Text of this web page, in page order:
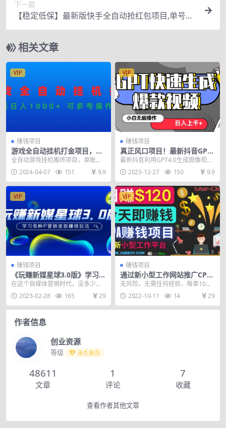
下一篇
【稳定低保】最新版快手全自动抢红包项目,单号日
保底5-20元【脚本+教程】
相关文章
VIP
赚钱项目
游戏全自动挂机打金项目，实
现日入1000+ 可多号操作
全自动游戏挂机搬砖项目，单账号
一天收益在200元左右。多开轻松
日入1000+，单...
2024-04-07 151 9.9
VIP
赚钱项目
真正风口项目！最新抖音GPT
3分钟生成一个热门爆款视
频，保姆级教程
最新抖音利用GPT4.0生成图像视频
流量太爆了，一个新号才发几条就
有几百万甚至上...
2023-12-27 150 9.9
VIP
赚钱项目
《玩赚新媒星球3.0版》学习各
种IP营销变现赚钱玩法（价值
在这个自媒体营销时代，没多少人
记住出过几篇爆款的你，但是却可
以记住一年365天都...
2023-02-28 165 29
VIP
赚钱项目
通过新小型工作网站推广CPA
项目 每单10美元 每天赚120美
无风险，无需任何经验，每单10美
元，当天即可赚钱｜招募来自全球
的工作者为你完成工...
2022-10-11 14 29
作者信息
创业资源
等级 永久会员
48611
文章
1
评论
7
收藏
查看作者其他文章